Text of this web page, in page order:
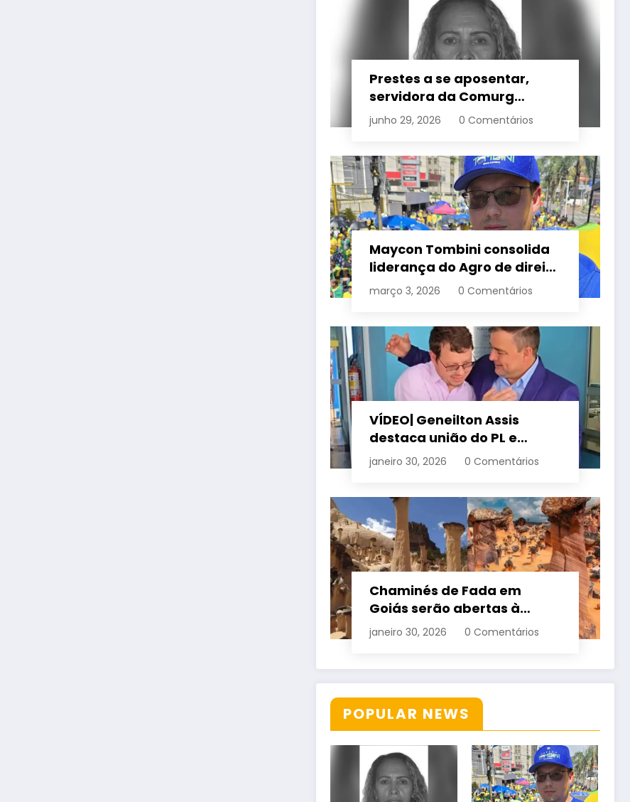
Prestes a se aposentar,
servidora da Comurg
atropelada por bêbado
entra em protocolo de
junho 29, 2026 0 Comentários
Maycon Tombini consolida
liderança do Agro de direita
em manifestação “Acorda
Brasil” em Goiânia
março 3, 2026 0 Comentários
VÍDEO| Geneilton Assis
destaca união do PL e
consolidação de apoio a
Maycon Tombini em Jataí
janeiro 30, 2026 0 Comentários
Chaminés de Fada em
Goiás serão abertas à
visitação controlada
janeiro 30, 2026 0 Comentários
POPULAR NEWS